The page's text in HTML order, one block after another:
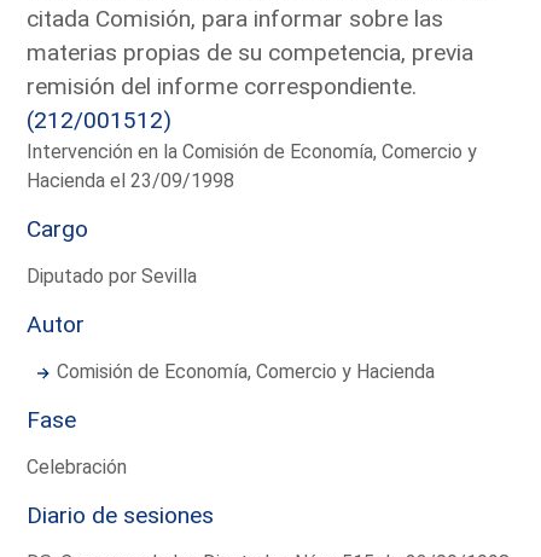
citada Comisión, para informar sobre las
materias propias de su competencia, previa
remisión del informe correspondiente.
(212/001512)
Intervención en la Comisión de Economía, Comercio y
Hacienda el 23/09/1998
Cargo
Diputado por Sevilla
Autor
Comisión de Economía, Comercio y Hacienda
Fase
Celebración
Diario de sesiones